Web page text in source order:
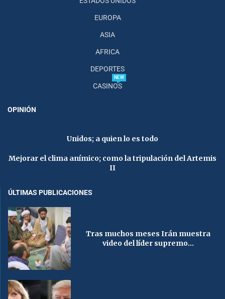
EUROPA
ASIA
AFRICA
DEPORTES
CASINOS
NEW
OPINIÓN
Unidos; a quien lo es todo
Mejorar el clima anímico; como la tripulación del Artemis
II
ÚLTIMAS PUBLICACIONES
Tras muchos meses Irán muestra
video del líder supremo...